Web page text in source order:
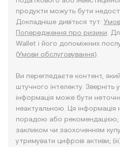
продукти можуть бути
Докладніше дивіться тут:
Попередження про ризики .
Wallet і його допоміжних
(Умови обслуговування).
Ви переглядаєте контент,
штучного інтелекту. Зверніть
інформація може бути
неактуальною. Ця інформація
порадою або рекомендацією;
закликом чи заохоченням
утримувати цифрові активи;